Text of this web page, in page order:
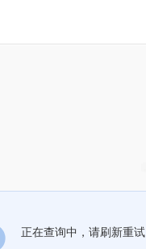
正在查询中，请刷新重试